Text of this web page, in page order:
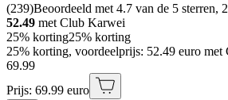
(239)Beoordeeld met 4.7 van de 5 sterren,
52.49 met Club Karwei
25% korting25% korting
25% korting, voordeelprijs: 52.49 euro
69.99
Prijs: 69.99 euro